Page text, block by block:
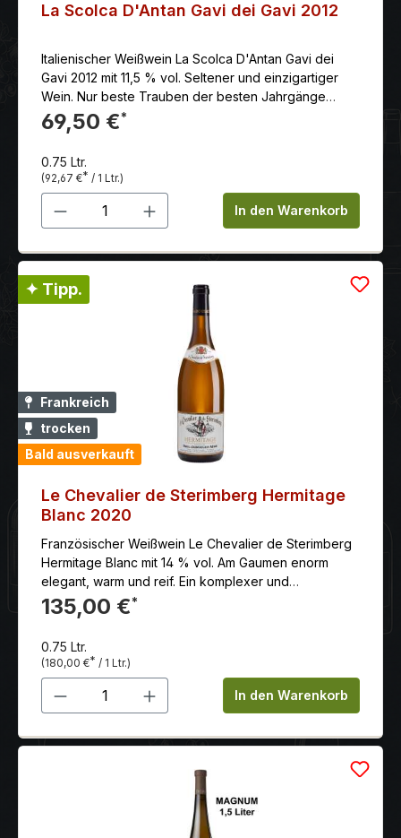
La Scolca D'Antan Gavi dei Gavi 2012
Italienischer Weißwein La Scolca D'Antan Gavi dei
Gavi 2012 mit 11,5 % vol. Seltener und einzigartiger
Wein. Nur beste Trauben der besten Jahrgänge
werden für diesen exquisiten Gavi dei Gavi vinifiziert.
Etwa 10 Jahre reift er in den Kellern des Weingutes
Noblesse zeigt. Ein außergewöhnliches Beispiel eines
großartigen Gavi, der mit Aromen von Feuerstein und
Walnuss sowie Röstnoten und einem Finale von
Mandeln betört. Serviertemperatur: 9°C schon
Einzelholzkiste verpackt
69,50 €*
0.75 Ltr.
(92,67 €* / 1 Ltr.)
Produkt Anzahl: Gib denIn den Warenkorb
✦ Tipp.
Frankreich
trocken
Bald ausverkauft
Le Chevalier de Sterimberg Hermitage
Blanc 2020
Französischer Weißwein Le Chevalier de Sterimberg
Hermitage Blanc mit 14 % vol. Am Gaumen enorm
elegant, warm und reif. Ein komplexer und
vielschichtiger Hermitage Blanc.
135,00 €*
0.75 Ltr.
(180,00 €* / 1 Ltr.)
Produkt Anzahl: Gib denIn den Warenkorb